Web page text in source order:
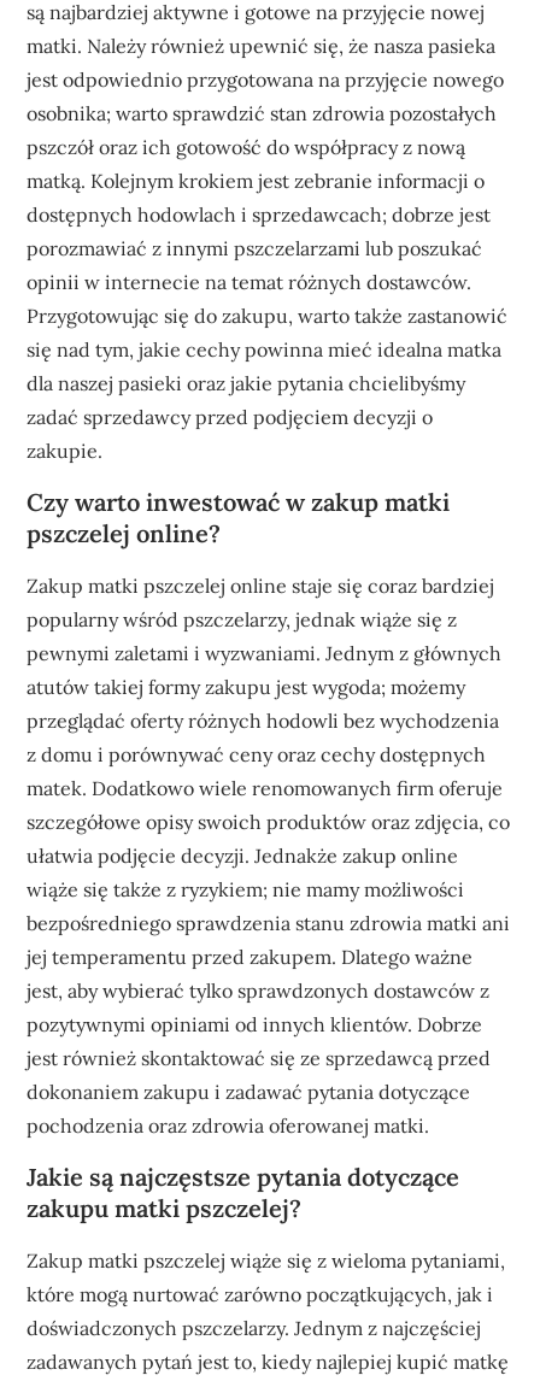
są najbardziej aktywne i gotowe na przyjęcie nowej
matki. Należy również upewnić się, że nasza pasieka
jest odpowiednio przygotowana na przyjęcie nowego
osobnika; warto sprawdzić stan zdrowia pozostałych
pszczół oraz ich gotowość do współpracy z nową
matką. Kolejnym krokiem jest zebranie informacji o
dostępnych hodowlach i sprzedawcach; dobrze jest
porozmawiać z innymi pszczelarzami lub poszukać
opinii w internecie na temat różnych dostawców.
Przygotowując się do zakupu, warto także zastanowić
się nad tym, jakie cechy powinna mieć idealna matka
dla naszej pasieki oraz jakie pytania chcielibyśmy
zadać sprzedawcy przed podjęciem decyzji o
zakupie.
Czy warto inwestować w zakup matki
pszczelej online?
Zakup matki pszczelej online staje się coraz bardziej
popularny wśród pszczelarzy, jednak wiąże się z
pewnymi zaletami i wyzwaniami. Jednym z głównych
atutów takiej formy zakupu jest wygoda; możemy
przeglądać oferty różnych hodowli bez wychodzenia
z domu i porównywać ceny oraz cechy dostępnych
matek. Dodatkowo wiele renomowanych firm oferuje
szczegółowe opisy swoich produktów oraz zdjęcia, co
ułatwia podjęcie decyzji. Jednakże zakup online
wiąże się także z ryzykiem; nie mamy możliwości
bezpośredniego sprawdzenia stanu zdrowia matki ani
jej temperamentu przed zakupem. Dlatego ważne
jest, aby wybierać tylko sprawdzonych dostawców z
pozytywnymi opiniami od innych klientów. Dobrze
jest również skontaktować się ze sprzedawcą przed
dokonaniem zakupu i zadawać pytania dotyczące
pochodzenia oraz zdrowia oferowanej matki.
Jakie są najczęstsze pytania dotyczące
zakupu matki pszczelej?
Zakup matki pszczelej wiąże się z wieloma pytaniami,
które mogą nurtować zarówno początkujących, jak i
doświadczonych pszczelarzy. Jednym z najczęściej
zadawanych pytań jest to, kiedy najlepiej kupić matkę